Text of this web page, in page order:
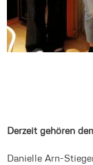
Derzeit gehören
Danielle Arn-